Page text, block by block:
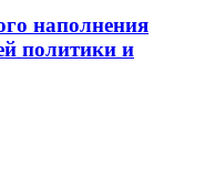
наполнения
политики и